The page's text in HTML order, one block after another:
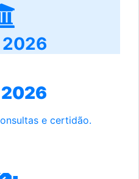
2026
2026
e certidão.